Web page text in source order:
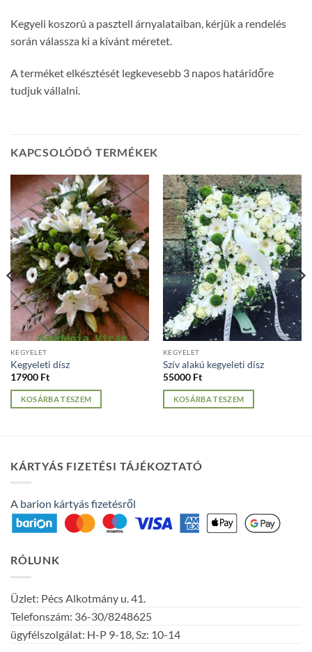
Kegyeli koszorú a pasztell árnyalataiban, kérjük a rendelés
során válassza ki a kívánt méretet.
A terméket elkésztését legkevesebb 3 napos határidőre
tudjuk vállalni.
KAPCSOLÓDÓ TERMÉKEK
KEGYELET
Kegyeleti dísz
17900 Ft
KOSÁRBA TESZEM
KEGYELET
Szív alakú kegyeleti dísz
55000 Ft
KOSÁRBA TESZEM
KÁRTYÁS FIZETÉSI TÁJÉKOZTATÓ
A barion kártyás fizetésről
RÓLUNK
Üzlet: Pécs Alkotmány u. 41.
Telefonszám: 36-30/8248625
ügyfélszolgálat: H-P 9-18, Sz: 10-14